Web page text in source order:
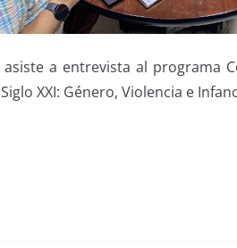
a entrevista al
XXI: Género, Violencia e